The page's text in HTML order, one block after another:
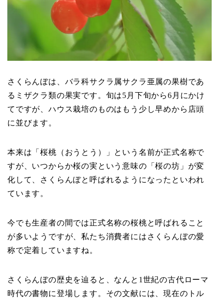
さくらんぼは、バラ科サクラ属サクラ亜属の果樹であ
るミザクラ類の果実です。旬は5月下旬から6月にかけ
てですが、ハウス栽培のものはもう少し早めから店頭
に並びます。
本来は「桜桃（おうとう）」という名前が正式名称で
すが、いつからか桜の実という意味の「桜の坊」が変
化して、さくらんぼと呼ばれるようになったといわれ
ています。
今でも生産者の間では正式名称の桜桃と呼ばれること
が多いようですが、私たち消費者にはさくらんぼの愛
称で定着していますね。
さくらんぼの歴史を辿ると、なんと1世紀の古代ローマ
時代の書物に登場します。その文献には、現在のトル